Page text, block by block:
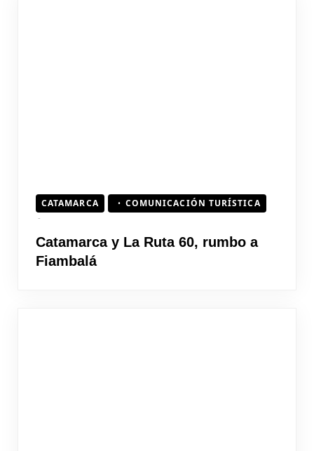
CATAMARCA COMUNICACIÓN TURÍSTICA
Catamarca y La Ruta 60, rumbo a
Fiambalá